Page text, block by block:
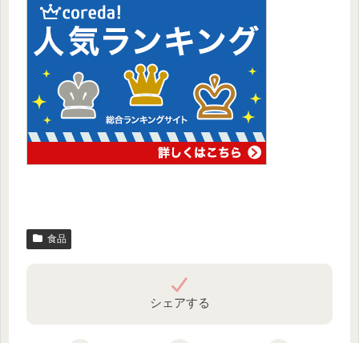
食品
シェアする